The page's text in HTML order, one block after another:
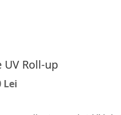
UV Roll-up
Lei